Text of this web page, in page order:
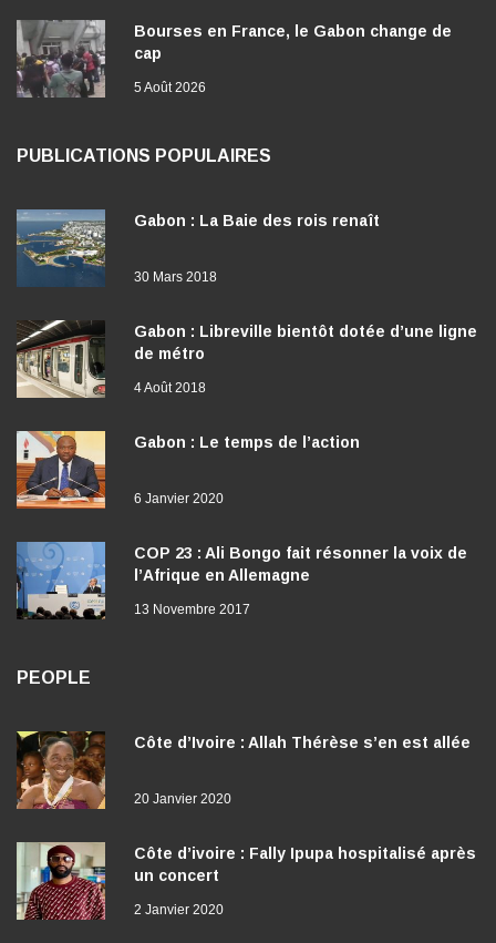
Bourses en France, le Gabon change de
cap
5 Août 2026
PUBLICATIONS POPULAIRES
Gabon : La Baie des rois renaît
30 Mars 2018
Gabon : Libreville bientôt dotée d’une ligne
de métro
4 Août 2018
Gabon : Le temps de l’action
6 Janvier 2020
COP 23 : Ali Bongo fait résonner la voix de
l’Afrique en Allemagne
13 Novembre 2017
PEOPLE
Côte d’Ivoire : Allah Thérèse s’en est allée
20 Janvier 2020
Côte d’ivoire : Fally Ipupa hospitalisé après
un concert
2 Janvier 2020